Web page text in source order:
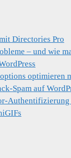
Directories Pro
– und wie
optimieren
Spam auf
Authentifizierung